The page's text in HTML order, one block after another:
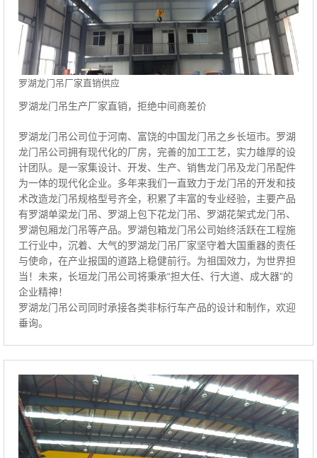
罗湖龙门吊厂家直销供应
罗湖龙门吊生产厂家直销，拒绝中间商差价
罗湖龙门吊公司位于河南、富饶的中国龙门吊之乡长垣市。罗湖
龙门吊公司拥有现代化的厂房，完善的加工工艺，实力雄厚的设
计团队。是一家集设计、开发、生产、销售龙门吊及龙门吊配件
为一体的现代化企业。多年来我们一直致力于龙门吊的开发和技
术改造龙门吊规格型号齐全，积累了丰富的专业经验，主要产品
有罗湖单梁龙门吊、罗湖上包下花龙门吊、罗湖花架式龙门吊、
罗湖包厢龙门吊等产品。罗湖包箱龙门吊公司始终活跃在工程施
工行业中，沉着、大气的罗湖龙门吊厂家坚守着大国重器的责任
与使命，在产业报国的道路上稳健前行。为祖国效力，为世界担
当！未来，长垣龙门吊公司将秉承“担大任、行大道、成大器”的
企业精神！
罗湖龙门吊公司同时承接各类非标行车产品的设计和制作，欢迎
垂询。